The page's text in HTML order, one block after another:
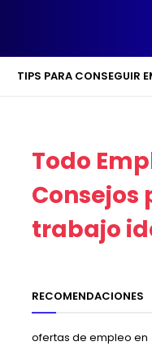
TIPS PARA CONSEGUIR
Todo
Consejos
trabajo
RECOMENDACIONES
ofertas de empleo en